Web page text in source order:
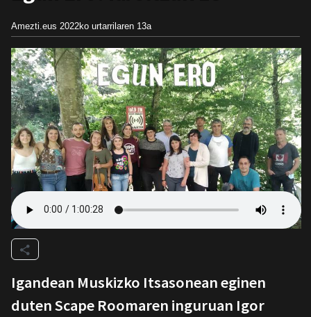
Amezti.eus 2022ko urtarrilaren 13a
Igandean Muskizko Itsasonean eginen
duten Scape Roomaren inguruan Igor